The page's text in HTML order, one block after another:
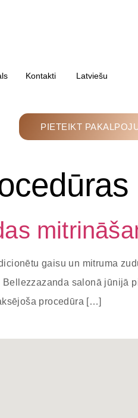
Kontakti Latviešu
PIETEIKT
gaisu un mitruma
salonā jūnijā
procedūra […]